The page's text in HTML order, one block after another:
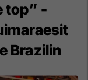
top” -
Brazilin